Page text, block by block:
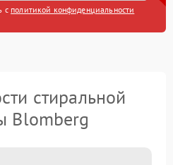
с политикой конфиденциальности
стиральной
Blomberg